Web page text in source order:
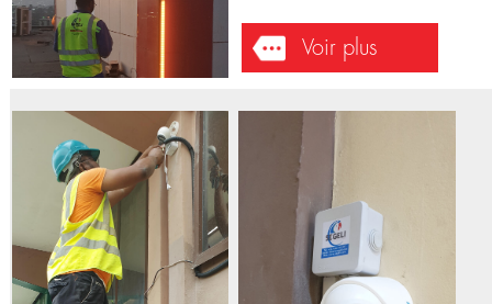
ELECTRONIQUES
Installation des LED digital RGB à
tube.